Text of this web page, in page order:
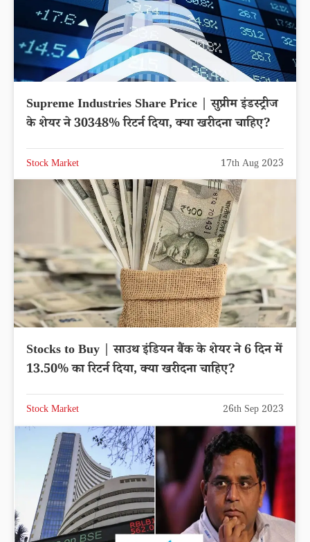
Supreme Industries Share Price | सुप्रीम इंडस्ट्रीज
के शेयर ने 30348% रिटर्न दिया, क्या खरीदना चाहिए?
Stock Market 17th Aug 2023
Stocks to Buy | साउथ इंडियन बैंक के शेयर ने 6 दिन में
13.50% का रिटर्न दिया, क्या खरीदना चाहिए?
Stock Market 26th Sep 2023